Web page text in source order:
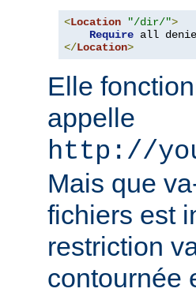
<Location "/dir/">
Require
</Location>
Elle
appelle
http://
Mais que
fichiers est
restriction
contournée